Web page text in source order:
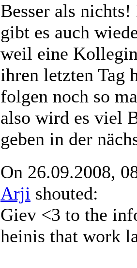
Besser als nichts!
gibt es auch
weil eine
ihren letzten Tag
folgen noch so
also wird es viel
geben in der
On 26.09.2008,
Arji shouted:
Giev <3 to the
heinis that work